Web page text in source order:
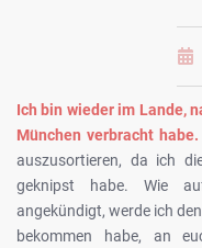
Ich bin wieder im Lande,
München verbracht habe.
auszusortieren, da ich
geknipst habe. Wie
angekündigt, werde ich
bekommen habe, an